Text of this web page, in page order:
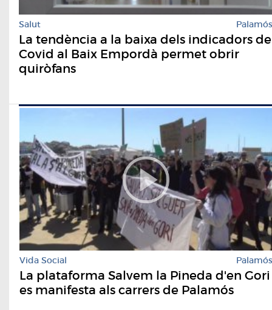
Salut Palamós
La tendència a la baixa dels indicadors de
Covid al Baix Empordà permet obrir
quiròfans
Vida Social Palamós
La plataforma Salvem la Pineda d'en Gori
es manifesta als carrers de Palamós